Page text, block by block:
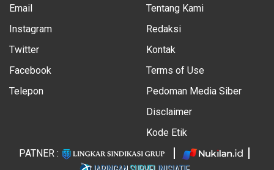
Email
Instagram
Twitter
Facebook
Telepon
Tentang Kami
Redaksi
Kontak
Terms of Use
Pedoman Media Siber
Disclaimer
Kode Etik
PATNER :